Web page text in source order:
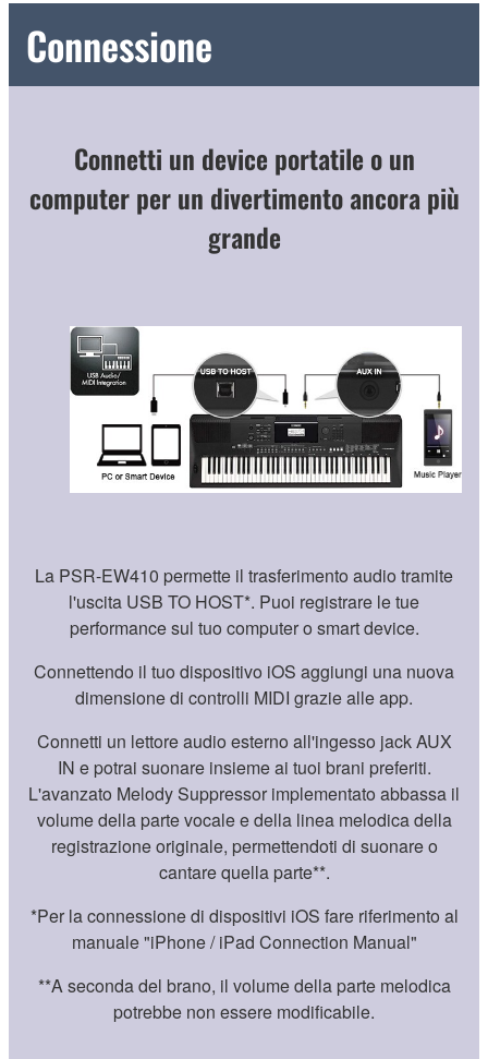
Connessione
Connetti un device portatile o un
computer per un divertimento ancora più
grande
La PSR-EW410 permette il trasferimento audio tramite
l'uscita USB TO HOST*. Puoi registrare le tue
performance sul tuo computer o smart device.
Connettendo il tuo dispositivo iOS aggiungi una nuova
dimensione di controlli MIDI grazie alle app.
Connetti un lettore audio esterno all'ingesso jack AUX
IN e potrai suonare insieme ai tuoi brani preferiti.
L'avanzato Melody Suppressor implementato abbassa il
volume della parte vocale e della linea melodica della
registrazione originale, permettendoti di suonare o
cantare quella parte**.
*Per la connessione di dispositivi iOS fare riferimento al
manuale "iPhone / iPad Connection Manual"
**A seconda del brano, il volume della parte melodica
potrebbe non essere modificabile.